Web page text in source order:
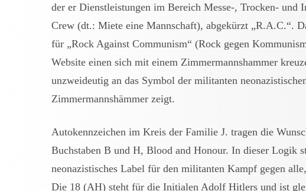
der er Dienstleistungen im Bereich Messe-, Trocken- und
Crew (dt.: Miete eine Mannschaft), abgekürzt „R.A.C.“.
für „Rock Against Communism“ (Rock gegen
Website einen sich mit einem Zimmermannshammer
unzweideutig an das Symbol der militanten
Zimmermannshämmer zeigt.
Autokennzeichen im Kreis der Familie J. tragen die
Buchstaben B und H, Blood and Honour. In dieser
neonazistisches Label für den militanten Kampf gegen
Die 18 (AH) steht für die Initialen Adolf Hitlers und ist